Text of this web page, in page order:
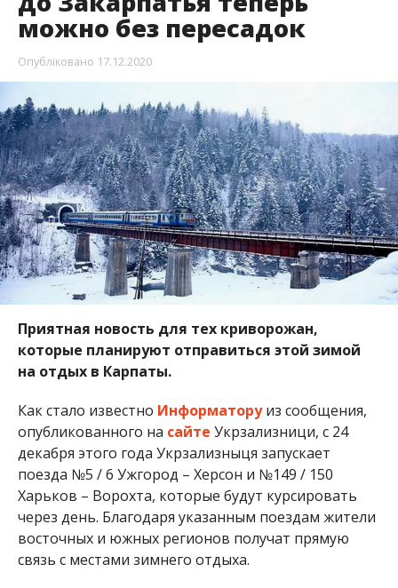
можно без пересадок
Опубліковано 17.12.2020
Приятная новость для тех криворожан,
которые планируют отправиться этой зимой
на отдых в Карпаты.
Как стало известно Информаторуиз сообщения,
опубликованного на сайте Укрзализници, с 24
декабря этого года Укрзализныця запускает
поезда №5 / 6 Ужгород – Херсон и №149 / 150
Харьков – Ворохта, которые будут курсировать
через день. Благодаря указанным поездам жители
восточных и южных регионов получат прямую
связь с местами зимнего отдыха.